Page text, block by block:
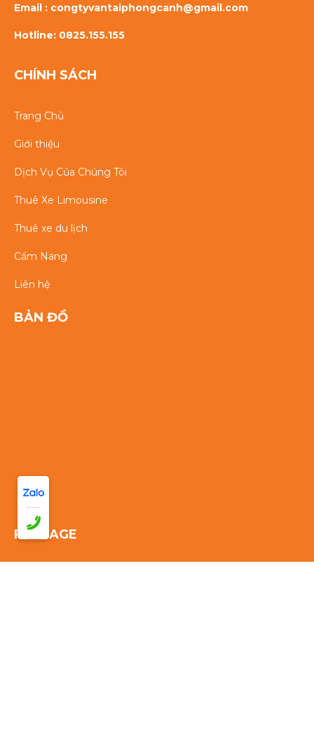
Email : congtyvantaiphongcanh@gmail.com
Hotline: 0825.155.155
CHÍNH SÁCH
Trang Chủ
Giới thiệu
Dịch Vụ Của Chúng Tôi
Thuê Xe Limousine
Thuê xe du lịch
Cẩm Nang
Liên hệ
BẢN ĐỒ
FANPAGE